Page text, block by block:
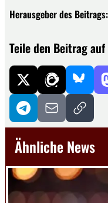
Herausgeber des Beitrags:
Teile den Beitrag auf
Ähnliche News